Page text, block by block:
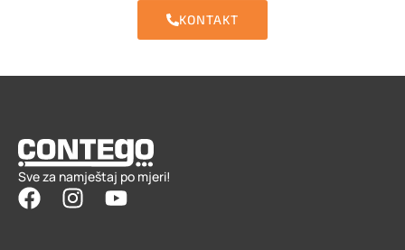
KONTAKT
Sve za namještaj po mjeri!